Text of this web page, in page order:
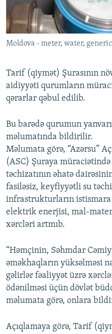
İNFOQRAFIKA
KARIKATURA
AZƏRBAYCAN ƏDƏBIYYATI
İSLAM VƏ DEMOKRATIYA
İZ - MƏDƏNIYYƏT PROQRAMI
MISSIYAMIZ
PEŞƏ ETIKASI VƏ JURNALISTIKA
MATERIALLARIMIZDAN ISTIFADƏ
BIZIMLƏ ƏLAQƏ
XƏBƏR BÜLLETENLƏRIMIZ
BIZI IZLƏ
Moldova - meter, water, generic
Tarif (qiymət) Şurasının
aidiyyəti qurumların
qərarlar qəbul edilib.
Bu barədə qurumun
məlumatında bildirilir.
Məlumata görə, “Azərsu”
(ASC) Şuraya
təchizatının əhatə
fasiləsiz, keyfiyyətli su
infrastrukturların
elektrik enerjisi, mal-
xərcləri artmıb.
“Həmçinin, Səhmdar
əməkhaqların yüksəlməsi
gəlirlər fəaliyyət üzrə
ödənilməsi üçün dövlət
məlumata görə, onlara
Açıqlamaya görə, Tarif